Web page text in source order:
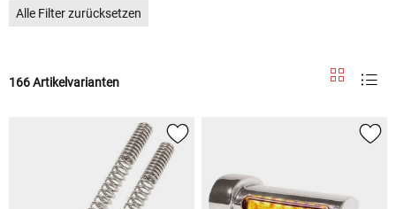
Alle Filter zurücksetzen
166 Artikelvarianten